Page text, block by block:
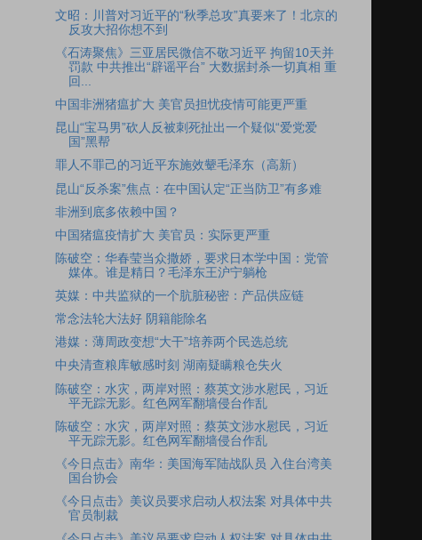
文昭：川普对习近平的“秋季总攻”真要来了！北京的
反攻大招你想不到
《石涛聚焦》三亚居民微信不敬习近平 拘留10天并
罚款 中共推出“辟谣平台” 大数据封杀一切真相 重
回...
中国非洲猪瘟扩大 美官员担忧疫情可能更严重
昆山“宝马男”砍人反被刺死扯出一个疑似“爱党爱
国”黑帮
罪人不罪己的习近平东施效颦毛泽东（高新）
昆山“反杀案”焦点：在中国认定“正当防卫”有多难
非洲到底多依赖中国？
中国猪瘟疫情扩大 美官员：实际更严重
陈破空：华春莹当众撒娇，要求日本学中国：党管
媒体。谁是精日？毛泽东王沪宁躺枪
英媒：中共监狱的一个肮脏秘密：产品供应链
常念法轮大法好 阴籍能除名
港媒：薄周政变想“大干”培养两个民选总统
中央清查粮库敏感时刻 湖南疑瞒粮仓失火
陈破空：水灾，两岸对照：蔡英文涉水慰民，习近
平无踪无影。红色网军翻墙侵台作乱
陈破空：水灾，两岸对照：蔡英文涉水慰民，习近
平无踪无影。红色网军翻墙侵台作乱
《今日点击》南华：美国海军陆战队员 入住台湾美
国台协会
《今日点击》美议员要求启动人权法案 对具体中共
官员制裁